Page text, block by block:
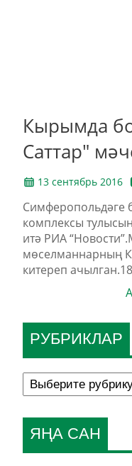
Кырымда
Саттар"
13 сентябрь 2016
Симферопольдәге
комплексы
итә РИА
мөселманнарның
китереп
РУБРИКЛАР
ЯҢА САН